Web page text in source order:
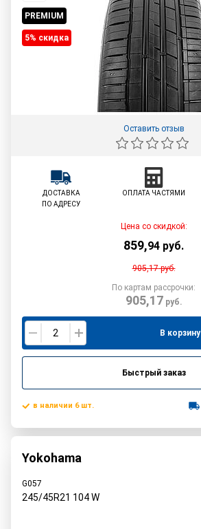
PREMIUM
5% cкидка
Оставить отзыв
ДОСТАВКА
ПО АДРЕСУ
ОПЛАТА ЧАСТЯМИ
Цена со скидкой:
859,94 руб.
905,17руб.
По картам рассрочки:
905,17 руб.
В корзину
Быстрый заказ
в наличии 6 шт.
Yokohama
G057
245/45R21 104W